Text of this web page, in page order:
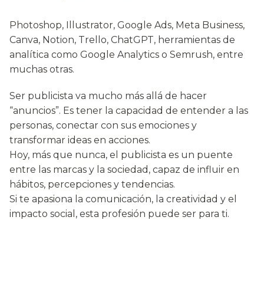
Photoshop, Illustrator, Google Ads, Meta Business,
Canva, Notion, Trello, ChatGPT, herramientas de
analítica como Google Analytics o Semrush, entre
muchas otras.
Ser publicista va mucho más allá de hacer
“anuncios”. Es tener la capacidad de entender a las
personas, conectar con sus emociones y
transformar ideas en acciones.
Hoy, más que nunca, el publicista es un puente
entre las marcas y la sociedad, capaz de influir en
hábitos, percepciones y tendencias.
Si te apasiona la comunicación, la creatividad y el
impacto social, esta profesión puede ser para ti.